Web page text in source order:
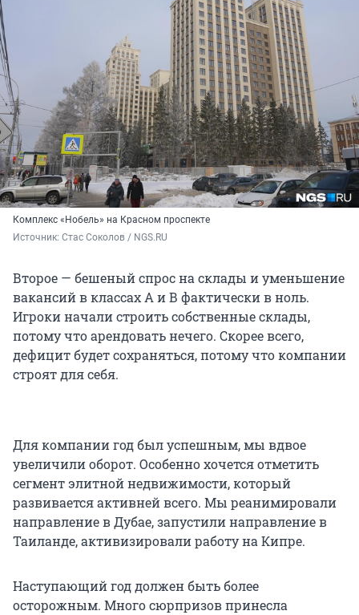
Комплекс «Нобель» на Красном проспекте
Источник: Стас Соколов / NGS.RU
Второе — бешеный спрос на склады и уменьшение
вакансий в классах А и В фактически в ноль.
Игроки начали строить собственные склады,
потому что арендовать нечего. Скорее всего,
дефицит будет сохраняться, потому что компании
строят для себя.
Для компании год был успешным, мы вдвое
увеличили оборот. Особенно хочется отметить
сегмент элитной недвижимости, который
развивается активней всего. Мы реанимировали
направление в Дубае, запустили направление в
Таиланде, активизировали работу на Кипре.
Наступающий год должен быть более
осторожным. Много сюрпризов принесла